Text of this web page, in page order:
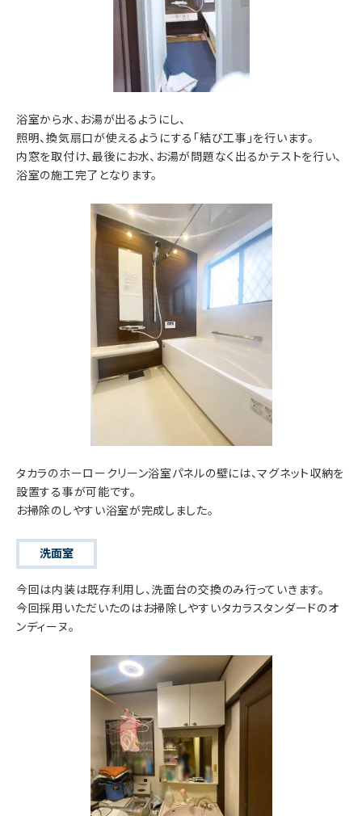
浴室から水、お湯が出るようにし、
照明、換気扇口が使えるようにする「結び工事」を行います。
内窓を取付け、最後にお水、お湯が問題なく出るかテストを行い、
浴室の施工完了となります。
タカラのホーロークリーン浴室パネルの壁には、マグネット収納を
設置する事が可能です。
お掃除のしやすい浴室が完成しました。
洗面室
今回は内装は既存利用し、洗面台の交換のみ行っていきます。
今回採用いただいたのはお掃除しやすいタカラスタンダードのオ
ンディーヌ。